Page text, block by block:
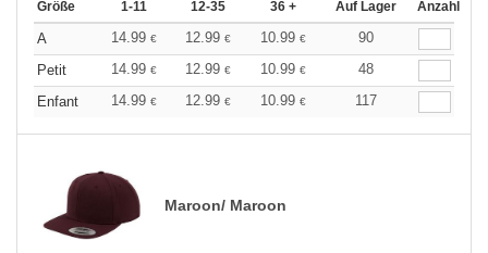
Größe 1-11 12-35 36 + Auf Lager Anzahl
A 14.99 € 12.99 € 10.99 €
90
Petit
14.99 € 12.99 € 10.99 €
48
Enfant
14.99 € 12.99 € 10.99 € 117
Maroon/ Maroon